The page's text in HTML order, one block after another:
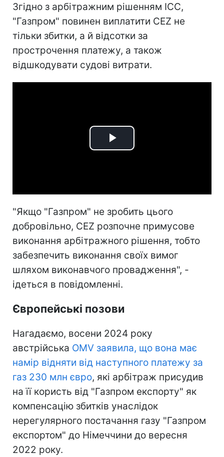
Згідно з арбітражним рішенням ICC,
"Газпром" повинен виплатити CEZ не
тільки збитки, а й відсотки за
прострочення платежу, а також
відшкодувати судові витрати.
Play
"Якщо "Газпром" не зробить цього
добровільно, CEZ розпочне примусове
виконання арбітражного рішення, тобто
забезпечить виконання своїх вимог
шляхом виконавчого провадження", -
ідеться в повідомленні.
Європейські позови
Нагадаємо, восени 2024 року
австрійська OMV заявила, що вона має
намір відняти від наступного платежу за
газ 230 млн євро, які арбітраж присудив
на її користь від "Газпром експорту" як
компенсацію збитків унаслідок
нерегулярного постачання газу "Газпром
експортом" до Німеччини до вересня
2022 року.